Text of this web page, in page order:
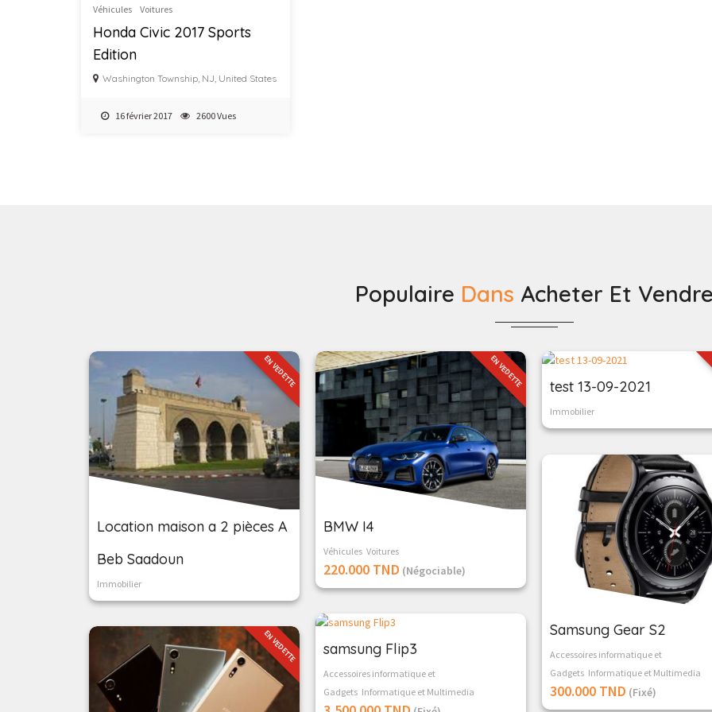
Véhicules Voitures
Honda Civic 2017 Sports
Edition
Washington Township, NJ, United States
16 février 2017 2600 Vues
Populaire Dans Acheter Et
EN VEDETTE
Location maison a 2 pièces A
Beb Saadoun
Immobilier
EN VEDETTE
BMW I4
Véhicules Voitures
220.000 TND (Négociable)
test 13-09-2021
Immobilier
Samsung Gear S2
Accessoires informatique et
Gadgets Informatique et Multimedia
300.000 TND (Fixé)
samsung Flip3
Accessoires informatique et
Gadgets Informatique et Multimedia
EN VEDETTE